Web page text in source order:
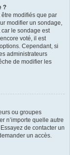
?
modifiés que par
modifier un sondage,
le sondage est
voté, il est
Cependant, si
administrateurs
de modifier les
ou groupes
n’importe quelle autre
de contacter un
un accès.